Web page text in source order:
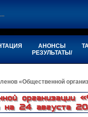
АНОНСЫ
РЕЗУЛЬТАТЫ/
«Общественной
организации
на 24 августа